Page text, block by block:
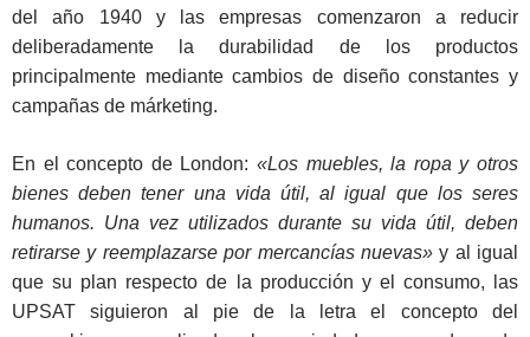
del año 1940 y las empresas comenzaron a reducir
deliberadamente la durabilidad de los productos
principalmente mediante cambios de diseño constantes y
campañas de márketing.
En el concepto de London: «Los muebles, la ropa y otros
bienes deben tener una vida útil, al igual que los seres
humanos. Una vez utilizados durante su vida útil, deben
retirarse y reemplazarse por mercancías nuevas»y al igual
que su plan respecto de la producción y el consumo, las
UPSAT siguieron al pie de la letra el concepto del